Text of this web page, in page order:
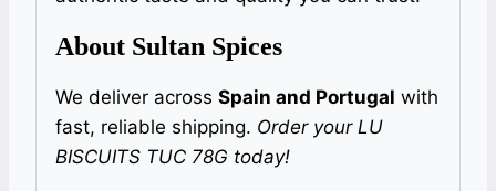
About Sultan Spices
We deliver across Spain and Portugal with
fast, reliable shipping. Order your LU
BISCUITS TUC 78G today!